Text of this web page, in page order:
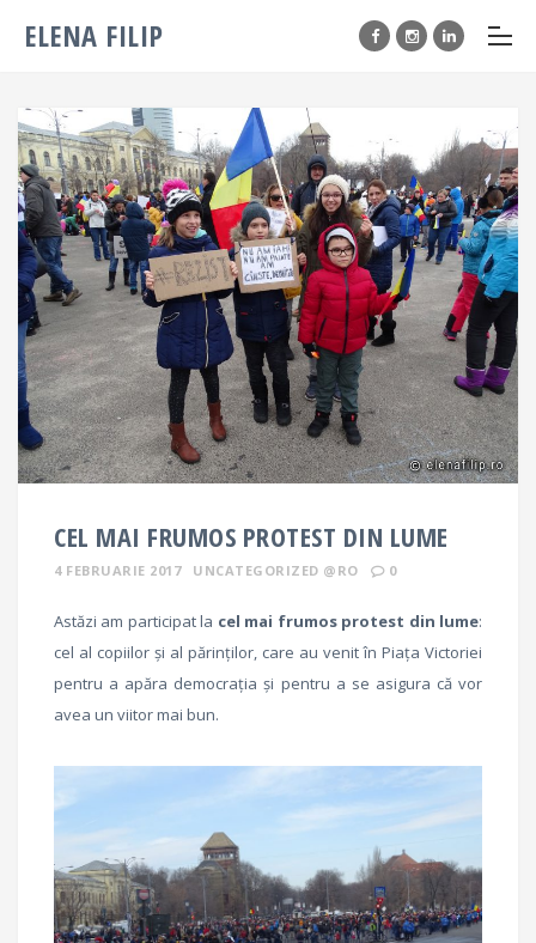
ELENA FILIP
CEL MAI FRUMOS PROTEST DIN LUME
4 FEBRUARIE 2017 UNCATEGORIZED @RO 0
Astăzi am participat la cel mai frumos protest din lume:
cel al copiilor și al părinților, care au venit în Piața Victoriei
pentru a apăra democrația și pentru a se asigura că vor
avea un viitor mai bun.